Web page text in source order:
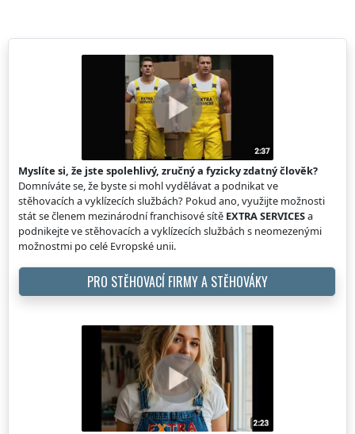
Myslíte si, že jste spolehlivý, zručný a fyzicky zdatný člověk?
Domníváte se, že byste si mohl vydělávat a podnikat ve
stěhovacích a vyklízecích službách? Pokud ano, využijte možnosti
stát se členem mezinárodní franchisové sítě EXTRA SERVICESa
podnikejte ve stěhovacích a vyklízecích službách s neomezenými
možnostmi po celé Evropské unii.
PRO STĚHOVACÍ FIRMY A STĚHOVÁKY